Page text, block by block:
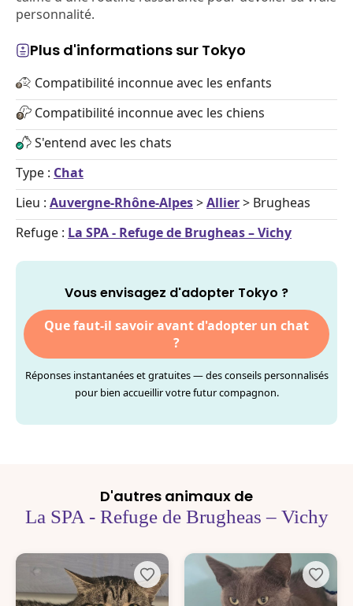
personnalité.
Plus d'informations sur Tokyo
Compatibilité inconnue avec les enfants
Compatibilité inconnue avec les chiens
S'entend avec les chats
Type : Chat
Lieu : Auvergne-Rhône-Alpes>Allier> Brugheas
Refuge : La SPA - Refuge de Brugheas – Vichy
Vous envisagez d'adopter Tokyo ?
Que faut-il savoir avant d'adopter un chat
?
Réponses instantanées et gratuites — des conseils personnalisés
pour bien accueillir votre futur compagnon.
D'autres animaux de
La SPA - Refuge de Brugheas – Vichy